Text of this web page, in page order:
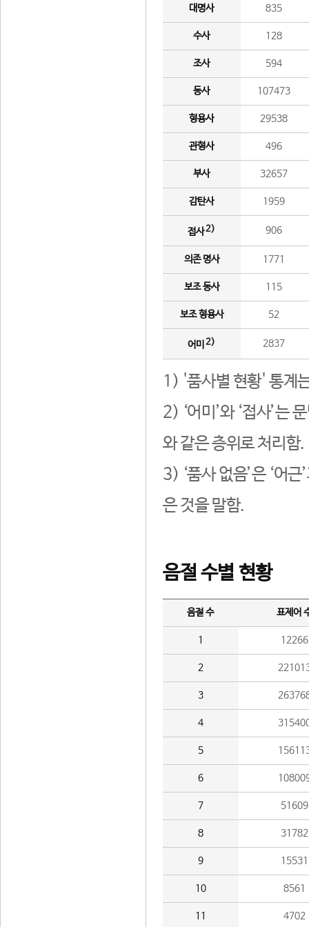
대명사 835
수사 128
조사 594
동사 107473
형용사 29538
관형사 496
부사 32657
감탄사 1959
접사2) 906
의존 명사 1771
보조 동사 115
보조 형용사 52
어미 2) 2837
1) '품사별 현황' 통계
2) ‘어미’와 ‘접사’는
와 같은 층위로 처리함.
3) ‘품사 없음’은 ‘어
은 것을 말함.
음절 수별 현황
음절 수 표제어
1 12266
2
3
4
5
6
7 51609
8 31782
9 15531
10 8561
11 4702